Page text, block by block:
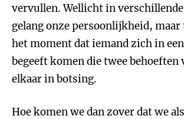
vervullen. Wellicht in
gelang onze persoonlijkheid, maar
het moment dat iemand zich in
begeeft komen die twee behoeften
elkaar in botsing.
Hoekomen we dan zover dat we